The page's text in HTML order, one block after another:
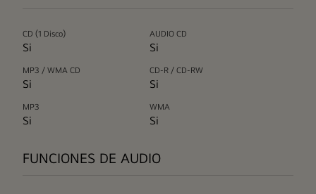
CD (1 Disco)
Si
AUDIO CD
Si
MP3 / WMA CD
Si
CD-R / CD-RW
Si
MP3
Si
WMA
Si
FUNCIONES DE AUDIO